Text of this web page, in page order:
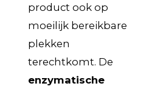
product ook op
moeilijk bereikbare
plekken
terechtkomt. De
enzymatische